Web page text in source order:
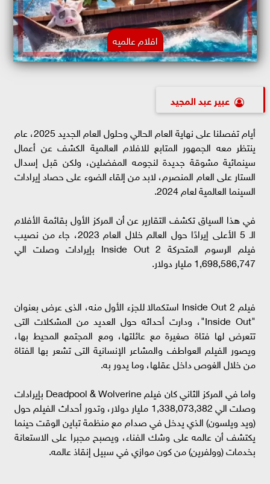
افلام عالميه
عبير عبد المجيد
أيام تفصلنا على نهاية العام الحالي وحلول العام الجديد 2025، عام
ينتظر معه الجمهور المتابع للافلام العالمية الكشف عن أعمال
سينمائية مشوقة جديدة لنجومه المفضلين، ولكن قبل إسدال
الستار على العام المنصرم، لابد من إلقاء الضوء على حصاد إيرادات
السينما العالمية لعام 2024.
في هذا السياق تكشف التقارير عن أن المركز الأول بقائمة الأفلام
الـ 5 الأعلى إيرادًا حول العالم خلال العام 2023، جاء من نصيب
فيلم الرسوم المتحركة Inside Out 2 بإيرادات وصلت الي
1,698,586,747 مليار دولار.
فيلم Inside Out 2 استكمالا للجزء الأول منه، الذى عرض بعنوان
"Inside Out"، ودارت أحداثه حول العديد من المشكلات التى
تتعرض لها فتاة صغيرة مع عائلتها، ومع المجتمع المحيط بها،
ويصور الفيلم العواطف والمشاعر الإنسانية التى تشعر بها الفتاة
من خلال الغوص داخل عقلها، وما يدور به.
واما في المركز الثاني كان فيلم Deadpool & Wolverine بإيرادات
وصلت الي 1,338,073,382 مليار دولار، وتدور أحداث الفيلم حول
(ويد ويلسون) الذي يدخل في صدام مع منظمة تباين الوقت حينما
يكتشف أن عالمه على وشك الفناء، ويصبح مجبرا على الاستعانة
بخدمات (وولفرين) من كون موازي في سبيل إنقاذ عالمه.